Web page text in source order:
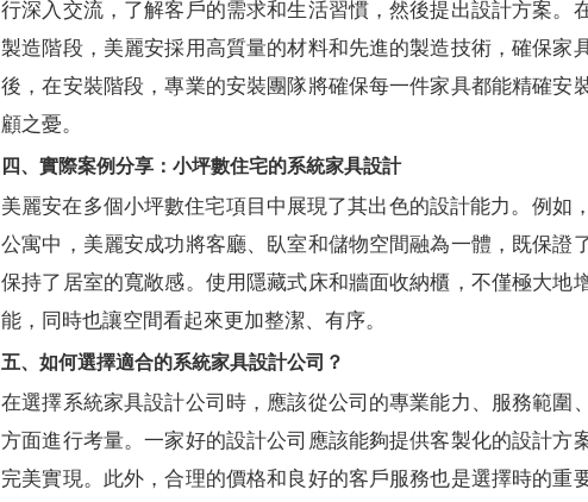
行深入交流，了解客戶的需求和生活習慣，然後提出設計方案。
製造階段，美麗安採用高質量的材料和先進的製造技術，確保家
後，在安裝階段，專業的安裝團隊將確保每一件家具都能精確安
顧之憂。
四、實際案例分享：小坪數住宅的系統家具設計
美麗安在多個小坪數住宅項目中展現了其出色的設計能力。例如
公寓中，美麗安成功將客廳、臥室和儲物空間融為一體，既保證
保持了居室的寬敞感。使用隱藏式床和牆面收納櫃，不僅極大地
能，同時也讓空間看起來更加整潔、有序。
五、如何選擇適合的系統家具設計公司？
在選擇系統家具設計公司時，應該從公司的專業能力、服務範圍
方面進行考量。一家好的設計公司應該能夠提供客製化的設計方
完美實現。此外，合理的價格和良好的客戶服務也是選擇時的重